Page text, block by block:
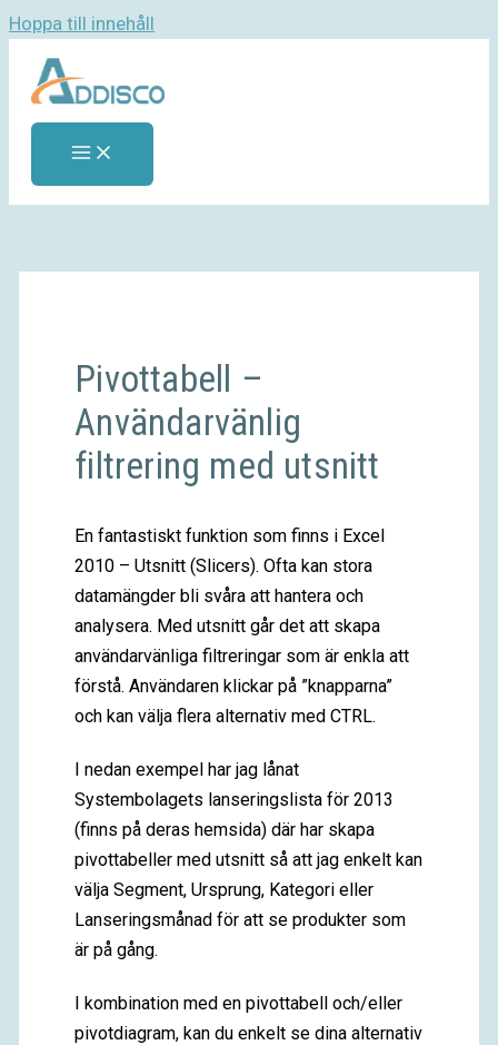
Hoppa till innehåll
Pivottabell –
Användarvänlig
filtrering med utsnitt
En fantastiskt funktion som finns i Excel
2010 – Utsnitt (Slicers). Ofta kan stora
datamängder bli svåra att hantera och
analysera. Med utsnitt går det att skapa
användarvänliga filtreringar som är enkla att
förstå. Användaren klickar på ”knapparna”
och kan välja flera alternativ med CTRL.
I nedan exempel har jag lånat
Systembolagets lanseringslista för 2013
(finns på deras hemsida) där har skapa
pivottabeller med utsnitt så att jag enkelt kan
välja Segment, Ursprung, Kategori eller
Lanseringsmånad för att se produkter som
är på gång.
I kombination med en pivottabell och/eller
pivotdiagram, kan du enkelt se dina alternativ